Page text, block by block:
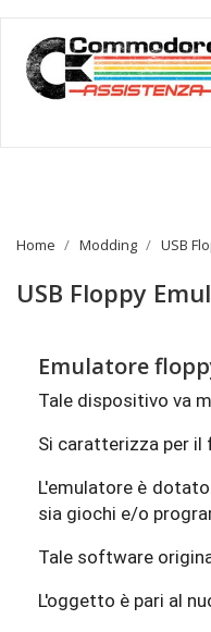
Home Modding USB
USB Floppy
Emulatore
Tale dispositivo va
Si caratterizza per il
L'emulatore è
sia giochi e/o
Tale software
L'oggetto è pari al